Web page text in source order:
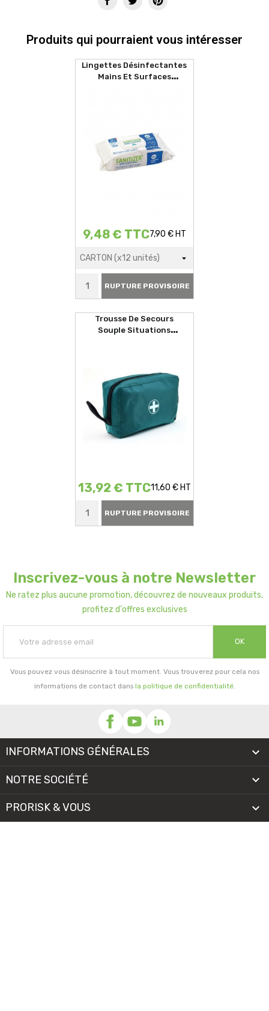
Produits qui pourraient vous intéresser
Lingettes Désinfectantes
Mains Et Surfaces
9,48 € TTC7,90 € HT
RUPTURE PROVISOIRE
Trousse De Secours
Souple Situations
13,92 € TTC11,60 € HT
RUPTURE PROVISOIRE
Inscrivez-vous à notre Newsletter
Ne ratez plus aucune promotion, découvrez de nouveaux produits,
profitez d'offres exclusives
OK
Vous pouvez vous désinscrire à tout moment. Vous trouverez pour cela nos
informations de contact dans la politique de confidentialité.
INFORMATIONS GÉNÉRALES 
NOTRE SOCIÉTÉ 
PRORISK & VOUS 